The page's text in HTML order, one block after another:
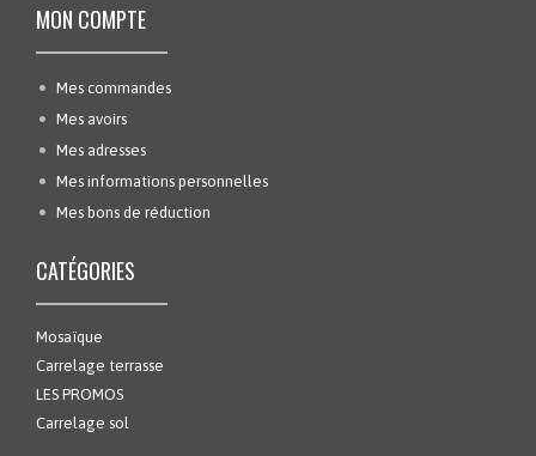
MON COMPTE
Mes commandes
Mes avoirs
Mes adresses
Mes informations personnelles
Mes bons de réduction
CATÉGORIES
Mosaïque
Carrelage terrasse
LES PROMOS
Carrelage sol